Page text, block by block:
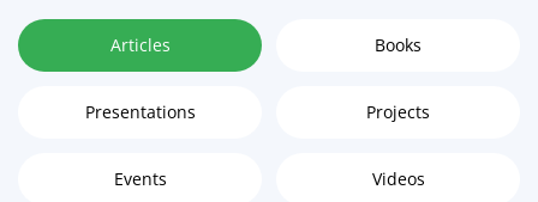
Articles Books
Presentations Projects
Events Videos